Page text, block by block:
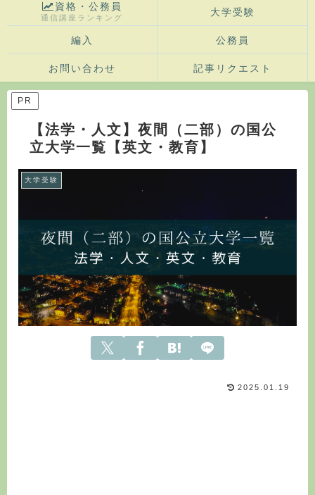
資格・公務員
通信講座ランキング
大学受験
編入 公務員
お問い合わせ 記事リクエスト
PR
【法学・人文】夜間（二部）の国公
立大学一覧【英文・教育】
大学受験
2025.01.19